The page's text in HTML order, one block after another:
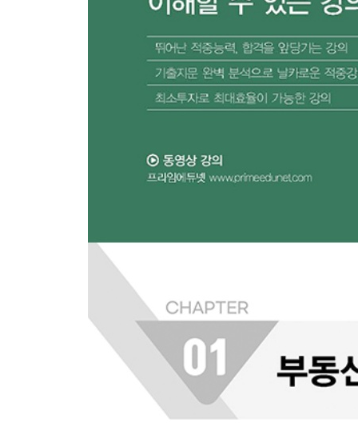
Chapter 01 주택임대차보호법 ···················· 600
Chapter 02 상가건물 임대차보호법 ··········· 614
Chapter 03 집합건물의 소유 및 관리에 관한 법률
Chapter 04 가등기담보 등에 관한 법률 ··· 630